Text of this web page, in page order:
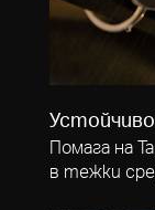
Помага на
в тежки